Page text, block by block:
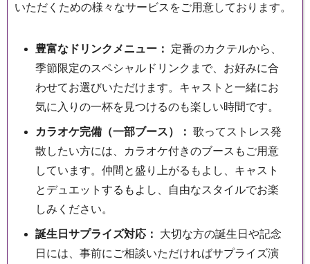
いただくための様々なサービスをご用意しております。
豊富なドリンクメニュー：
定番のカクテルから、
季節限定のスペシャルドリンクまで、お好みに合
わせてお選びいただけます。キャストと一緒にお
気に入りの一杯を見つけるのも楽しい時間です。
カラオケ完備（一部ブース）： 歌ってストレス発
散したい方には、カラオケ付きのブースもご用意
しています。仲間と盛り上がるもよし、キャスト
とデュエットするもよし、自由なスタイルでお楽
しみください。
誕生日サプライズ対応：
大切な方の誕生日や記念
日には、事前にご相談いただければサプライズ演